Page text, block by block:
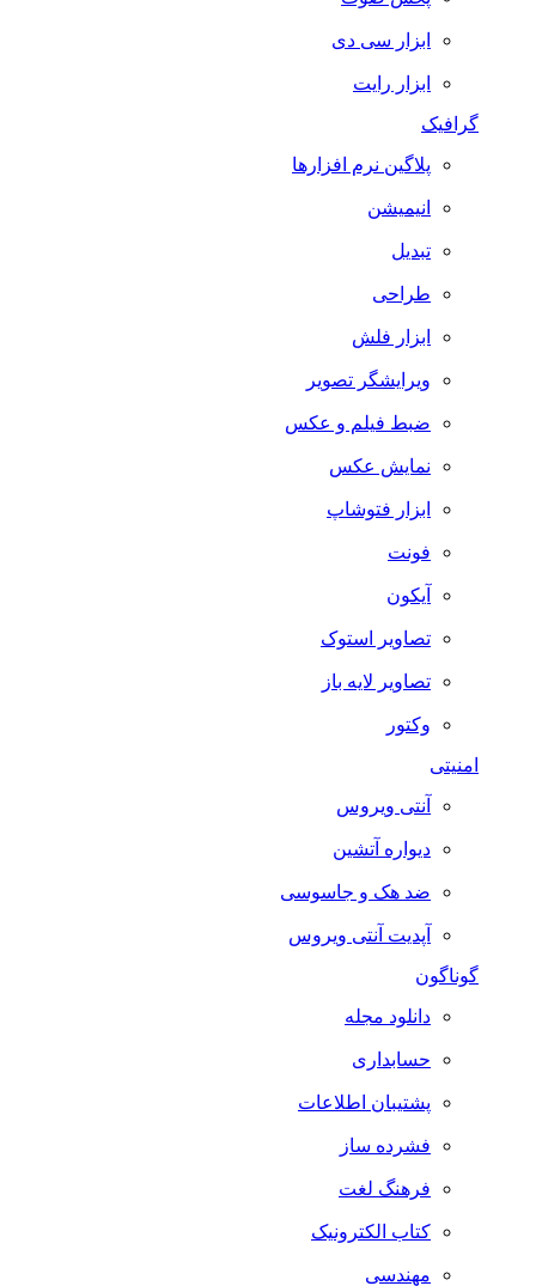
ابزار سی دی
ابزار رایت
گرافیک
پلاگین نرم افزارها
انیمیشن
تبدیل
طراحی
ابزار فلش
ویرایشگر تصویر
ضبط فيلم و عكس
نمایش عکس
ابزار فتوشاپ
فونت
آیکون
تصاویر استوک
تصاویر لایه باز
وکتور
امنیتی
آنتی ویروس
دیواره آتشین
ضد هک و جاسوسی
آپدیت آنتی ویروس
گوناگون
دانلود مجله
حسابداری
پشتیبان اطلاعات
فشرده ساز
فرهنگ لغت
کتاب الکترونیک
مهندسی